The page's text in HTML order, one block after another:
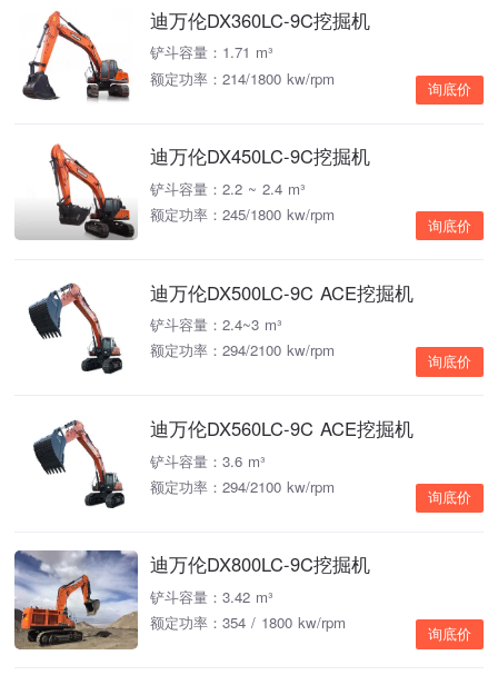
迪万伦DX360LC-9C挖掘机
铲斗容量：1.71 m³
额定功率：214/1800 kw/rpm
询底价
迪万伦DX450LC-9C挖掘机
铲斗容量：2.2 ~ 2.4 m³
额定功率：245/1800 kw/rpm
询底价
迪万伦DX500LC-9C ACE挖掘机
铲斗容量：2.4~3 m³
额定功率：294/2100 kw/rpm
询底价
迪万伦DX560LC-9C ACE挖掘机
铲斗容量：3.6 m³
额定功率：294/2100 kw/rpm
询底价
迪万伦DX800LC-9C挖掘机
铲斗容量：3.42 m³
额定功率：354 / 1800 kw/rpm
询底价